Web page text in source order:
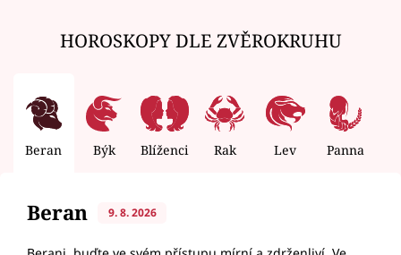
HOROSKOPY DLE ZVĚROKRUHU
Beran Býk Blíženci Rak Lev Panna
Beran 9. 8. 2026